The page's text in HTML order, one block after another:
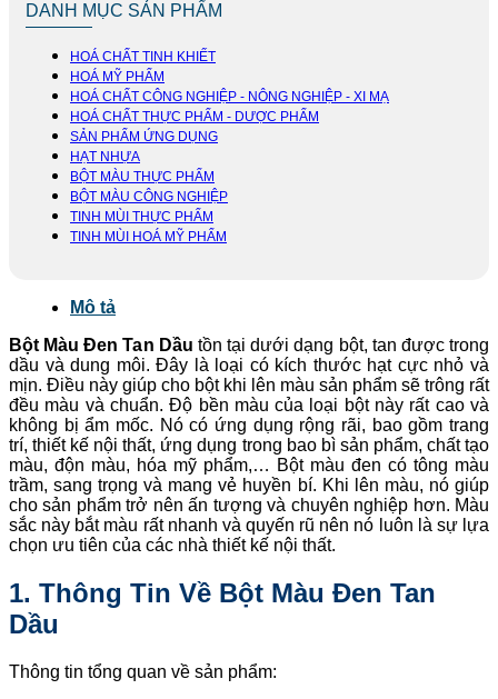
DANH MỤC SẢN PHẨM
HOÁ CHẤT TINH KHIẾT
HOÁ MỸ PHẨM
HOÁ CHẤT CÔNG NGHIỆP - NÔNG NGHIỆP - XI MẠ
HOÁ CHẤT THỰC PHẨM - DƯỢC PHẨM
SẢN PHẨM ỨNG DỤNG
HẠT NHỰA
BỘT MÀU THỰC PHẨM
BỘT MÀU CÔNG NGHIỆP
TINH MÙI THỰC PHẨM
TINH MÙI HOÁ MỸ PHẨM
Mô tả
Bột Màu Đen Tan Dầu tồn tại dưới dạng bột, tan được trong
dầu và dung môi. Đây là loại có kích thước hạt cực nhỏ và
mịn. Điều này giúp cho bột khi lên màu sản phẩm sẽ trông rất
đều màu và chuẩn. Độ bền màu của loại bột này rất cao và
không bị ẩm mốc. Nó có ứng dụng rộng rãi, bao gồm trang
trí, thiết kế nội thất, ứng dụng trong bao bì sản phẩm, chất tạo
màu, độn màu, hóa mỹ phẩm,… Bột màu đen có tông màu
trầm, sang trọng và mang vẻ huyền bí. Khi lên màu, nó giúp
cho sản phẩm trở nên ấn tượng và chuyên nghiệp hơn. Màu
sắc này bắt màu rất nhanh và quyến rũ nên nó luôn là sự lựa
chọn ưu tiên của các nhà thiết kế nội thất.
1. Thông Tin Về Bột Màu Đen Tan
Dầu
Thông tin tổng quan về sản phẩm: